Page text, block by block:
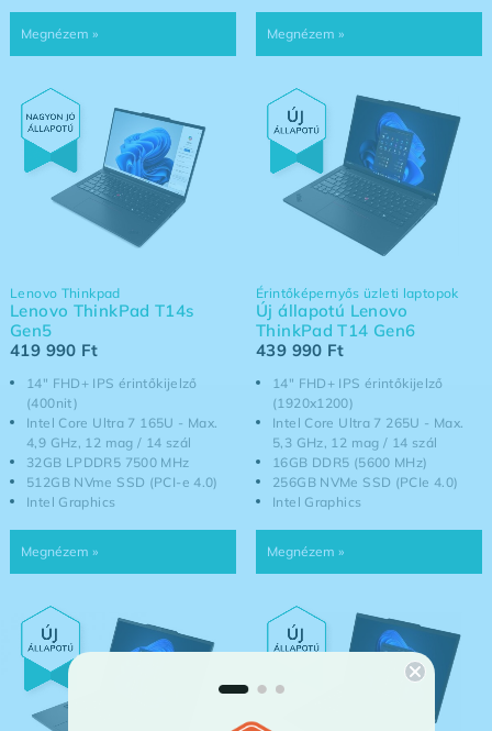
14" FHD+ IPS érintőkijelző
(400nit)
Intel Core Ultra 7 165U - Max.
4,9 GHz, 12 mag / 14 szál
32GB LPDDR5 7500 MHz
512GB NVme SSD (PCI-e 4.0)
Intel Graphics
Lenovo Thinkpad
Lenovo ThinkPad T14s
Gen5
419 990 Ft
14" FHD+ IPS érintőkijelző
(1920x1200)
Intel Core Ultra 7 265U - Max.
5,3 GHz, 12 mag / 14 szál
16GB DDR5 (5600 MHz)
256GB NVMe SSD (PCIe 4.0)
Intel Graphics
Érintőképernyős üzleti laptopok
Új állapotú Lenovo
ThinkPad T14 Gen6
439 990 Ft